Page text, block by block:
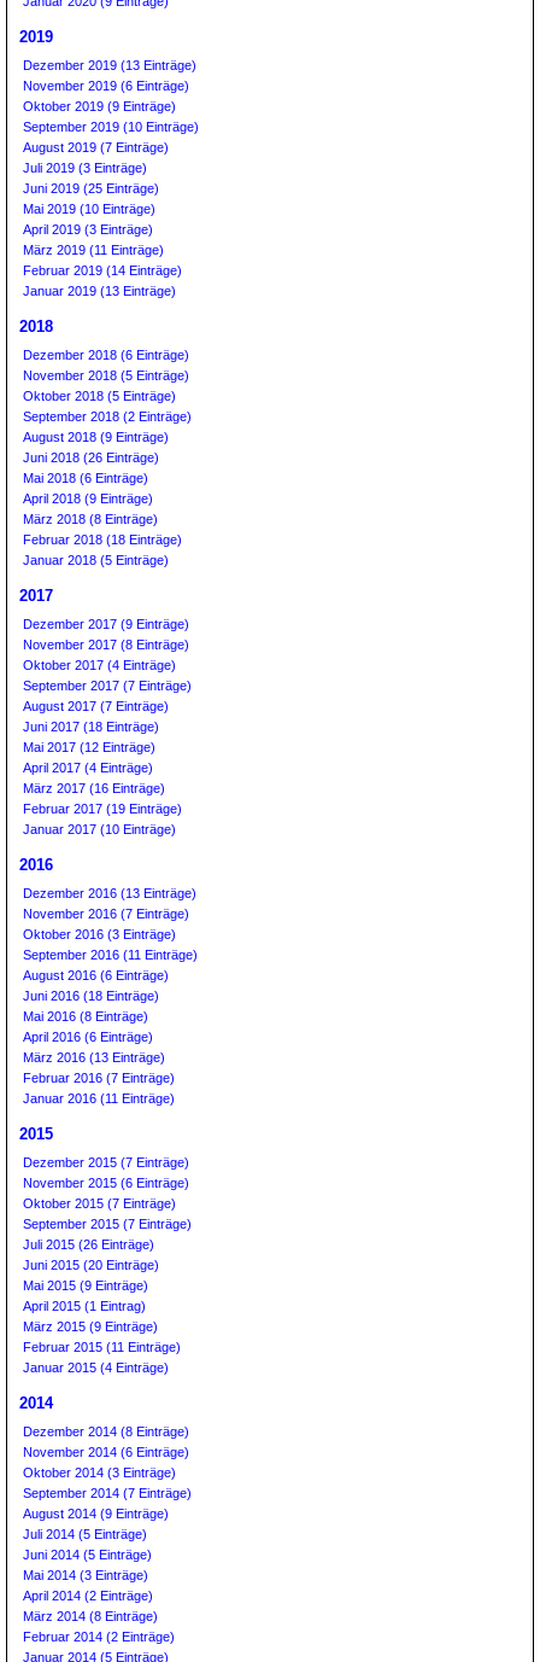
2019
Dezember 2019 (13 Einträge)
November 2019 (6 Einträge)
Oktober 2019 (9 Einträge)
September 2019 (10 Einträge)
August 2019 (7 Einträge)
Juli 2019 (3 Einträge)
Juni 2019 (25 Einträge)
Mai 2019 (10 Einträge)
April 2019 (3 Einträge)
März 2019 (11 Einträge)
Februar 2019 (14 Einträge)
Januar 2019 (13 Einträge)
2018
Dezember 2018 (6 Einträge)
November 2018 (5 Einträge)
Oktober 2018 (5 Einträge)
September 2018 (2 Einträge)
August 2018 (9 Einträge)
Juni 2018 (26 Einträge)
Mai 2018 (6 Einträge)
April 2018 (9 Einträge)
März 2018 (8 Einträge)
Februar 2018 (18 Einträge)
Januar 2018 (5 Einträge)
2017
Dezember 2017 (9 Einträge)
November 2017 (8 Einträge)
Oktober 2017 (4 Einträge)
September 2017 (7 Einträge)
August 2017 (7 Einträge)
Juni 2017 (18 Einträge)
Mai 2017 (12 Einträge)
April 2017 (4 Einträge)
März 2017 (16 Einträge)
Februar 2017 (19 Einträge)
Januar 2017 (10 Einträge)
2016
Dezember 2016 (13 Einträge)
November 2016 (7 Einträge)
Oktober 2016 (3 Einträge)
September 2016 (11 Einträge)
August 2016 (6 Einträge)
Juni 2016 (18 Einträge)
Mai 2016 (8 Einträge)
April 2016 (6 Einträge)
März 2016 (13 Einträge)
Februar 2016 (7 Einträge)
Januar 2016 (11 Einträge)
2015
Dezember 2015 (7 Einträge)
November 2015 (6 Einträge)
Oktober 2015 (7 Einträge)
September 2015 (7 Einträge)
Juli 2015 (26 Einträge)
Juni 2015 (20 Einträge)
Mai 2015 (9 Einträge)
April 2015 (1 Eintrag)
März 2015 (9 Einträge)
Februar 2015 (11 Einträge)
Januar 2015 (4 Einträge)
2014
Dezember 2014 (8 Einträge)
November 2014 (6 Einträge)
Oktober 2014 (3 Einträge)
September 2014 (7 Einträge)
August 2014 (9 Einträge)
Juli 2014 (5 Einträge)
Juni 2014 (5 Einträge)
Mai 2014 (3 Einträge)
April 2014 (2 Einträge)
März 2014 (8 Einträge)
Februar 2014 (2 Einträge)
Januar 2014 (5 Einträge)